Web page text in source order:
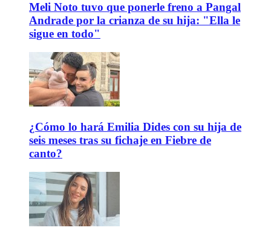
Meli Noto tuvo que ponerle freno a Pangal
Andrade por la crianza de su hija: "Ella le
sigue en todo"
¿Cómo lo hará Emilia Dides con su hija de
seis meses tras su fichaje en Fiebre de
canto?